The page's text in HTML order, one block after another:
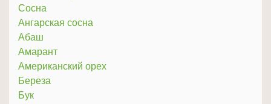
Сосна
Ангарская сосна
Абаш
Амарант
Американский орех
Береза
Бук